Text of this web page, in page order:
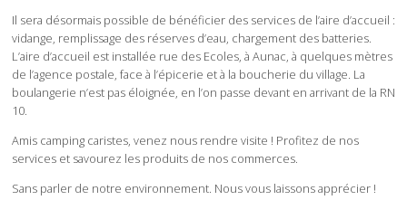
Il sera désormais possible de bénéficier des services de l’aire d’accueil :
vidange, remplissage des réserves d’eau, chargement des batteries.
L’aire d’accueil est installée rue des Ecoles, à Aunac, à quelques mètres
de l’agence postale, face à l’épicerie et à la boucherie du village. La
boulangerie n’est pas éloignée, en l’on passe devant en arrivant de la RN
10.
Amis camping caristes, venez nous rendre visite ! Profitez de nos
services et savourez les produits de nos commerces.
Sans parler de notre environnement. Nous vous laissons apprécier !